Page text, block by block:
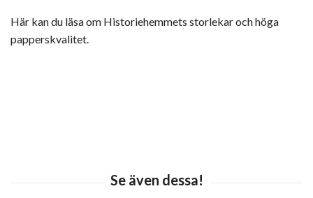
Här kan du läsa om Historiehemmets storlekar och höga
papperskvalitet.